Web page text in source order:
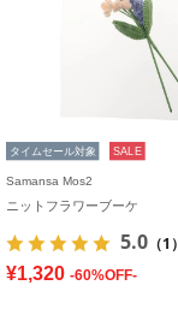
タイムセール対象 SALE
Samansa Mos2
ニットフラワーブーケ
5.0 （1）
¥1,320 -60%OFF-